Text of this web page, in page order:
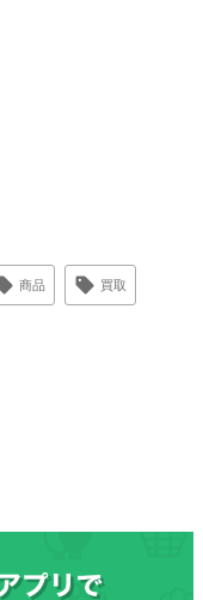
商品 買取